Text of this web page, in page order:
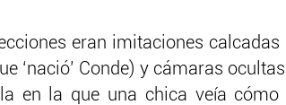
eran imitaciones calcadas
‘nació’ Conde) y cámaras
en la que una chica veía